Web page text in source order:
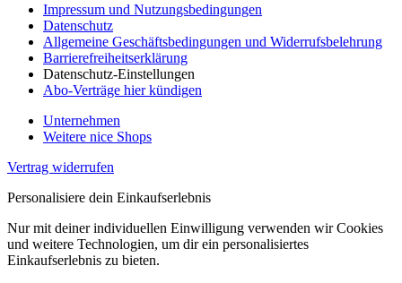
Impressum und Nutzungsbedingungen
Datenschutz
Allgemeine Geschäftsbedingungen und Widerrufsbelehrung
Barrierefreiheitserklärung
Datenschutz-Einstellungen
Abo-Verträge hier kündigen
Unternehmen
Weitere nice Shops
Vertrag widerrufen
Personalisiere dein Einkaufserlebnis
Nur mit deiner individuellen Einwilligung verwenden wir Cookies
und weitere Technologien, um dir ein personalisiertes
Einkaufserlebnis zu bieten.